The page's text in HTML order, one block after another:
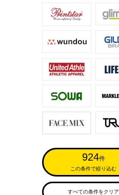
924件
この条件で絞り込む
すべての条件をクリア